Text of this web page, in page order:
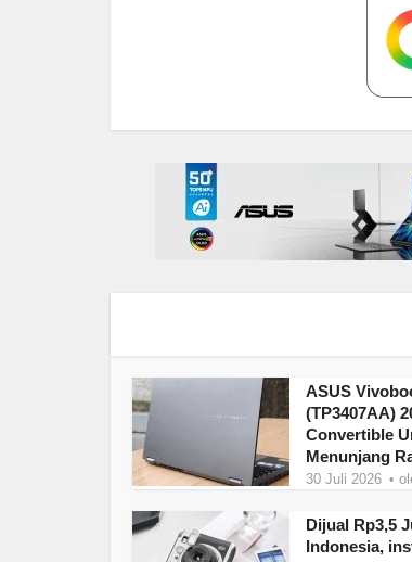
ASUS
(TP3407AA)
Convertible
Menunjang
30 Juli 2026
Dijual Rp3,5
Indonesia,